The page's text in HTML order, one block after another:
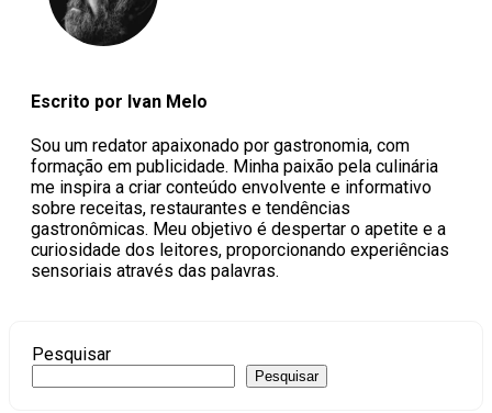
Escrito por Ivan Melo
Sou um redator apaixonado por gastronomia, com
formação em publicidade. Minha paixão pela culinária
me inspira a criar conteúdo envolvente e informativo
sobre receitas, restaurantes e tendências
gastronômicas. Meu objetivo é despertar o apetite e a
curiosidade dos leitores, proporcionando experiências
sensoriais através das palavras.
Pesquisar
Pesquisar